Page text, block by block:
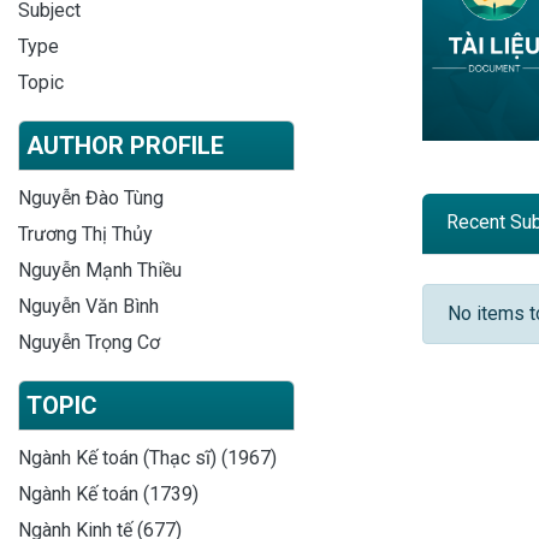
Subject
Type
Topic
AUTHOR PROFILE
Nguyễn Đào Tùng
Trương Thị Thủy
Nguyễn Mạnh Thiều
Nguyễn Văn Bình
Nguyễn Trọng Cơ
TOPIC
Ngành Kế toán (Thạc sĩ) (1967)
Ngành Kế toán (1739)
Ngành Kinh tế (677)
Recent
No items